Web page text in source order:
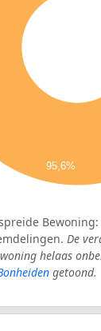
95,6%
De
helaas
getoond.